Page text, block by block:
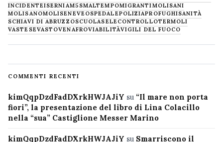
INCIDENTEISERNIAM5SMALTEMPOMIGRANTIMOLISANI
MOLISANOMOLISENEVE OSPEDALEPOLIZIAPROFUGHISANITÀ
SCHIAVI DI ABRUZZOSCUOLASELECONTROLLOTERMOLI
VASTESEVASTOVENAFROVIABILITÀVIGILI DEL FUOCO
COMMENTI RECENTI
kimQqpDzdFadDXrkHWJAJiY su “Il mare non porta
fiori”, la presentazione del libro di Lina Colacillo
nella “sua” Castiglione Messer Marino
kimQqpDzdFadDXrkHWJAJiY su Smarriscono il